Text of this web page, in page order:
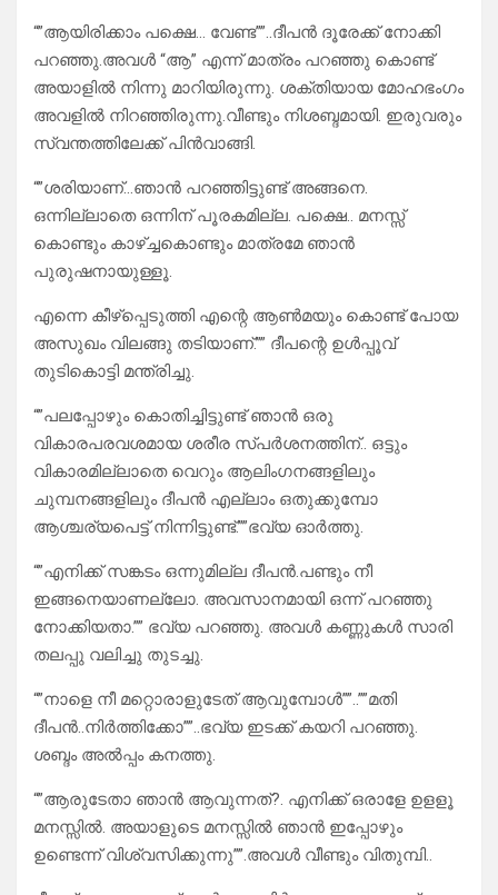
“”ആയിരിക്കാം പക്ഷെ… വേണ്ട””..ദീപൻ ദൂരേക്ക് നോക്കി
പറഞ്ഞു.അവൾ “ആ” എന്ന് മാത്രം പറഞ്ഞു കൊണ്ട്
അയാളിൽ നിന്നു മാറിയിരുന്നു. ശക്തിയായ മോഹഭംഗം
അവളിൽ നിറഞ്ഞിരുന്നു.വീണ്ടും നിശബ്ദമായി. ഇരുവരും
സ്വന്തത്തിലേക്ക് പിൻവാങ്ങി.
“”ശരിയാണ്…ഞാൻ പറഞ്ഞിട്ടുണ്ട് അങ്ങനെ.
ഒന്നില്ലാതെ ഒന്നിന് പൂരകമില്ല. പക്ഷെ.. മനസ്സ്
കൊണ്ടും കാഴ്ച്ചകൊണ്ടും മാത്രമേ ഞാൻ
പുരുഷനായുള്ളൂ.
എന്നെ കീഴ്പ്പെടുത്തി എന്റെ ആൺമയും കൊണ്ട് പോയ
അസുഖം വിലങ്ങു തടിയാണ്.”” ദീപന്റെ ഉൾപ്പൂവ്
തുടികൊട്ടി മന്ത്രിച്ചു.
“”പലപ്പോഴും കൊതിച്ചിട്ടുണ്ട് ഞാൻ ഒരു
വികാരപരവശമായ ശരീര സ്പർശനത്തിന്.. ഒട്ടും
വികാരമില്ലാതെ വെറും ആലിംഗനങ്ങളിലും
ചുമ്പനങ്ങളിലും ദീപൻ എല്ലാം ഒതുക്കുമ്പോ
ആശ്ചര്യപെട്ട് നിന്നിട്ടുണ്ട്.””ഭവ്യ ഓർത്തു.
“”എനിക്ക് സങ്കടം ഒന്നുമില്ല ദീപൻ.പണ്ടും നീ
ഇങ്ങനെയാണല്ലോ. അവസാനമായി ഒന്ന് പറഞ്ഞു
നോക്കിയതാ.”” ഭവ്യ പറഞ്ഞു. അവൾ കണ്ണുകൾ സാരി
തലപ്പു വലിച്ചു തുടച്ചു.
“”നാളെ നീ മറ്റൊരാളുടേത് ആവുമ്പോൾ””..””മതി
ദീപൻ..നിർത്തിക്കോ””..ഭവ്യ ഇടക്ക് കയറി പറഞ്ഞു.
ശബ്ദം അൽപ്പം കനത്തു.
“”ആരുടേതാ ഞാൻ ആവുന്നത്?. എനിക്ക് ഒരാളേ ഉളളൂ
മനസ്സിൽ. അയാളുടെ മനസ്സിൽ ഞാൻ ഇപ്പോഴും
ഉണ്ടെന്ന് വിശ്വസിക്കുന്നു””.അവൾ വീണ്ടും വിതുമ്പി..